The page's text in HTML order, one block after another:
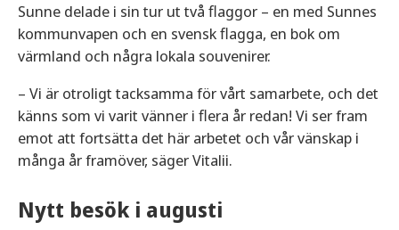
Sunne delade i sin tur ut två flaggor – en med Sunnes
kommunvapen och en svensk flagga, en bok om
värmland och några lokala souvenirer.
– Vi är otroligt tacksamma för vårt samarbete, och det
känns som vi varit vänner i flera år redan! Vi ser fram
emot att fortsätta det här arbetet och vår vänskap i
många år framöver, säger Vitalii.
Nytt besök i augusti